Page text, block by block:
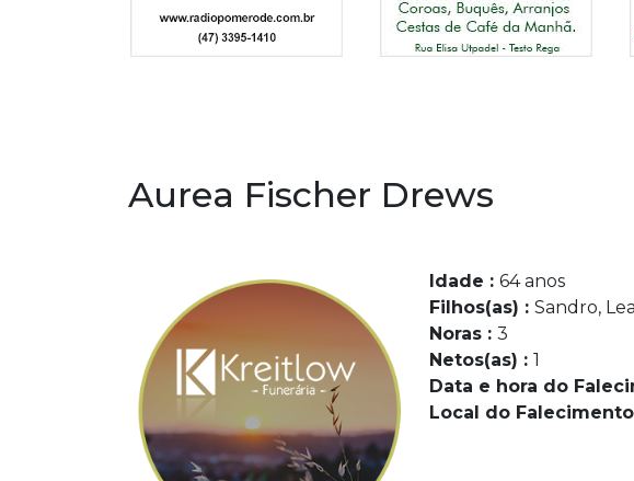
Aurea Fischer Drews
Idade : 64 anos
Filhos(as) : Sandro,
Noras : 3
Netos(as) : 1
Data e hora do
Local do